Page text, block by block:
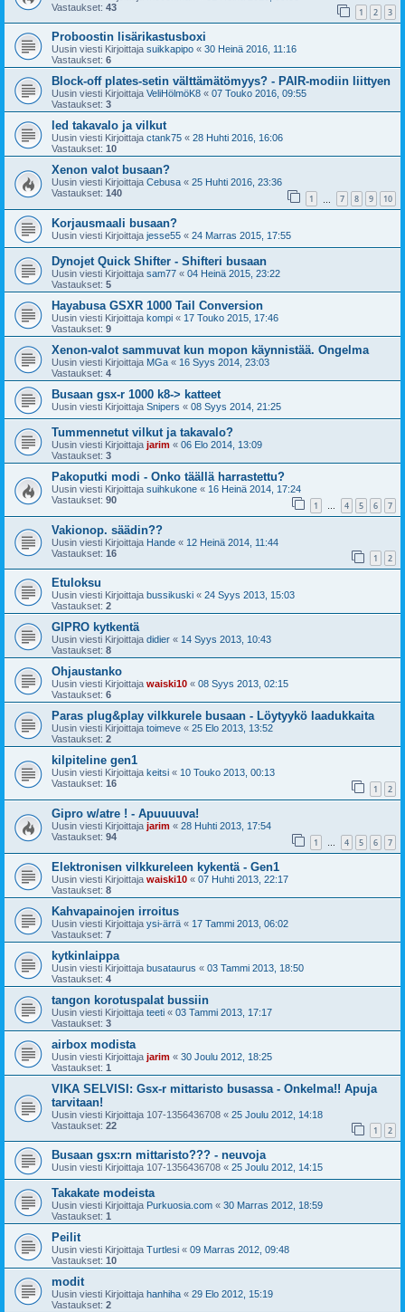
Vastaukset: 43 1 2 3
Proboostin lisärikastusboxi
Uusin viesti Kirjoittaja suikkapipo « 30 Heinä 2016, 11:16
Vastaukset: 6
Block-off plates-setin välttämätömyys? - PAIR-modiin liittyen
Uusin viesti Kirjoittaja VeliHölmöK8 « 07 Touko 2016, 09:55
Vastaukset: 3
led takavalo ja vilkut
Uusin viesti Kirjoittaja ctank75 « 28 Huhti 2016, 16:06
Vastaukset: 10
Xenon valot busaan?
Uusin viesti Kirjoittaja Cebusa « 25 Huhti 2016, 23:36
Vastaukset: 140 1 7 8 9 10
Korjausmaali busaan?
Uusin viesti Kirjoittaja jesse55 « 24 Marras 2015, 17:55
Dynojet Quick Shifter - Shifteri busaan
Uusin viesti Kirjoittaja sam77 « 04 Heinä 2015, 23:22
Vastaukset: 5
Hayabusa GSXR 1000 Tail Conversion
Uusin viesti Kirjoittaja kompi « 17 Touko 2015, 17:46
Vastaukset: 9
Xenon-valot sammuvat kun mopon käynnistää. Ongelma
Uusin viesti Kirjoittaja MGa « 16 Syys 2014, 23:03
Vastaukset: 4
Busaan gsx-r 1000 k8-> katteet
Uusin viesti Kirjoittaja Snipers « 08 Syys 2014, 21:25
Tummennetut vilkut ja takavalo?
Uusin viesti Kirjoittaja jarim « 06 Elo 2014, 13:09
Vastaukset: 3
Pakoputki modi - Onko täällä harrastettu?
Uusin viesti Kirjoittaja suihkukone « 16 Heinä 2014, 17:24
Vastaukset: 90 1 … 4 5 6 7
Vakionop. säädin??
Uusin viesti Kirjoittaja Hande « 12 Heinä 2014, 11:44
Vastaukset: 16 1 2
Etuloksu
Uusin viesti Kirjoittaja bussikuski « 24 Syys 2013, 15:03
Vastaukset: 2
GIPRO kytkentä
Uusin viesti Kirjoittaja didier « 14 Syys 2013, 10:43
Vastaukset: 8
Ohjaustanko
Uusin viesti Kirjoittaja waiski10 « 08 Syys 2013, 02:15
Vastaukset: 6
Paras plug&play vilkkurele busaan - Löytyykö laadukkaita
Uusin viesti Kirjoittaja toimeve « 25 Elo 2013, 13:52
Vastaukset: 2
kilpiteline gen1
Uusin viesti Kirjoittaja keitsi « 10 Touko 2013, 00:13
Vastaukset: 16 1 2
Gipro w/atre ! - Apuuuuva!
Uusin viesti Kirjoittaja jarim « 28 Huhti 2013, 17:54
Vastaukset: 94 1 … 4 5 6 7
Elektronisen vilkkureleen kykentä - Gen1
Uusin viesti Kirjoittaja waiski10 « 07 Huhti 2013, 22:17
Vastaukset: 8
Kahvapainojen irroitus
Uusin viesti Kirjoittaja ysi-ärrä « 17 Tammi 2013, 06:02
Vastaukset: 7
kytkinlaippa
Uusin viesti Kirjoittaja busataurus « 03 Tammi 2013, 18:50
Vastaukset: 4
tangon korotuspalat bussiin
Uusin viesti Kirjoittaja teeti « 03 Tammi 2013, 17:17
Vastaukset: 3
airbox modista
Uusin viesti Kirjoittaja jarim « 30 Joulu 2012, 18:25
Vastaukset: 1
VIKA SELVISI: Gsx-r mittaristo busassa - Onkelma!! Apuja
tarvitaan!
Uusin viesti Kirjoittaja 107-1356436708 « 25 Joulu 2012, 14:18
Vastaukset: 22 1 2
Busaan gsx:rn mittaristo??? - neuvoja
Uusin viesti Kirjoittaja 107-1356436708 « 25 Joulu 2012, 14:15
Takakate modeista
Uusin viesti Kirjoittaja Purkuosia.com « 30 Marras 2012, 18:59
Vastaukset: 1
Peilit
Uusin viesti Kirjoittaja Turtlesi « 09 Marras 2012, 09:48
Vastaukset: 10
modit
Uusin viesti Kirjoittaja hanhiha « 29 Elo 2012, 15:19
Vastaukset: 2